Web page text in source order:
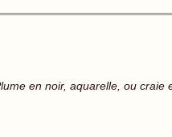
en noir, aquarelle, ou craie